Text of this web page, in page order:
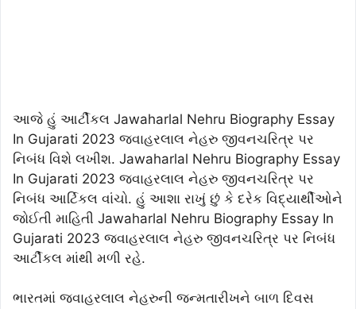
આજે હું આર્ટીકલ Jawaharlal Nehru Biography Essay
In Gujarati 2023 જવાહરલાલ નેહરુ જીવનચરિત્ર પર
નિબંધ વિશે લખીશ. Jawaharlal Nehru Biography Essay
In Gujarati 2023 જવાહરલાલ નેહરુ જીવનચરિત્ર પર
નિબંધ આર્ટિકલ વાંચો. હું આશા રાખું છું કે દરેક વિદ્યાર્થીઓને
જોઈતી માહિતી Jawaharlal Nehru Biography Essay In
Gujarati 2023 જવાહરલાલ નેહરુ જીવનચરિત્ર પર નિબંધ
આર્ટીકલ માંથી મળી રહે.
ભારતમાં જવાહરલાલ નેહરુની જન્મતારીખને બાળ દિવસ